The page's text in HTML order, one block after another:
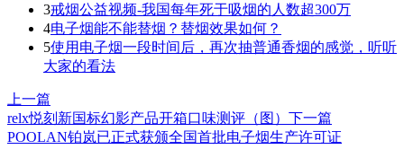
3戒烟公益视频-我国每年死于吸烟的人数超300万
4电子烟能不能替烟？替烟效果如何？
5使用电子烟一段时间后，再次抽普通香烟的感觉，听听
大家的看法
上一篇
relx悦刻新国标幻影产品开箱口味测评（图） 下一篇
POOLAN铂岚已正式获颁全国首批电子烟生产许可证